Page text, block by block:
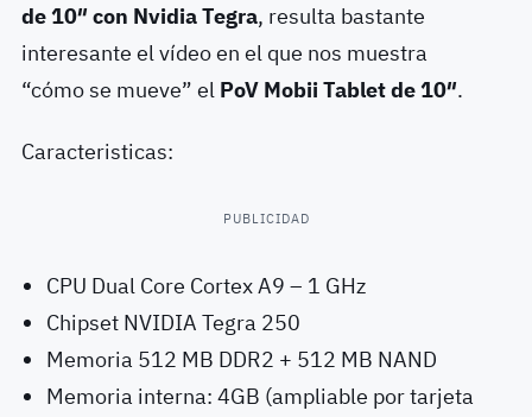
de 10″ con Nvidia Tegra, resulta bastante
interesante el vídeo en el que nos muestra
“cómo se mueve” el PoV Mobii Tablet de 10″.
Caracteristicas:
PUBLICIDAD
CPU Dual Core Cortex A9 – 1 GHz
Chipset NVIDIA Tegra 250
Memoria 512 MB DDR2 + 512 MB NAND
Memoria interna: 4GB (ampliable por tarjeta